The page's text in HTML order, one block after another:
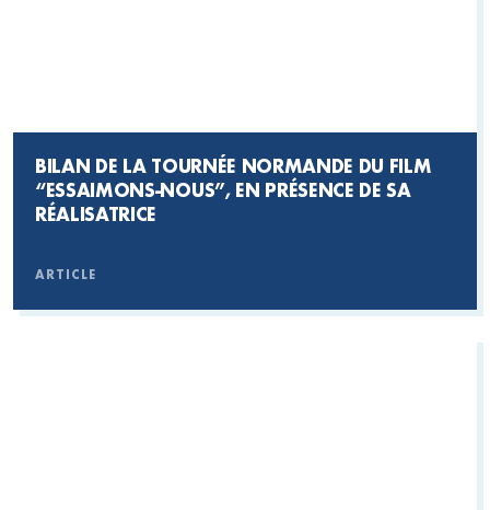
BILAN DE LA TOURNÉE NORMANDE DU FILM
“ESSAIMONS-NOUS”, EN PRÉSENCE DE SA
RÉALISATRICE
ARTICLE